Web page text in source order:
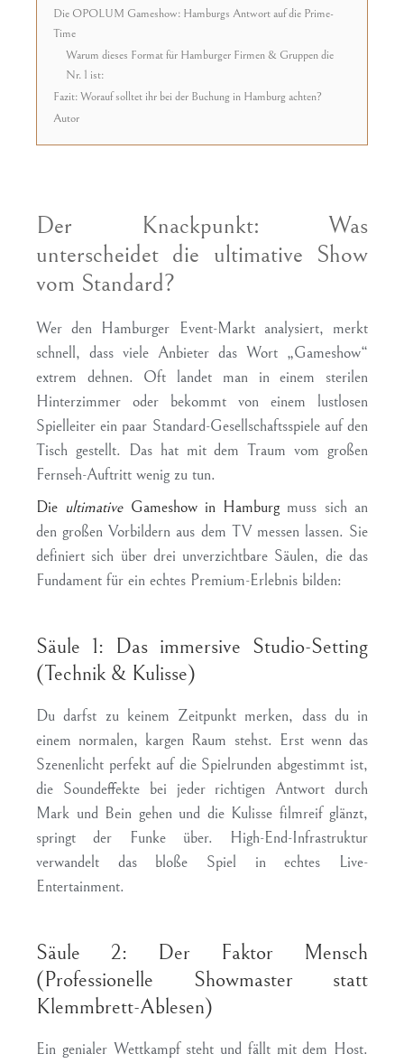
Die OPOLUM Gameshow: Hamburgs Antwort auf die Prime-
Time
Warum dieses Format für Hamburger Firmen & Gruppen die
Nr. 1 ist:
Fazit: Worauf solltet ihr bei der Buchung in Hamburg achten?
Autor
Der Knackpunkt: Was
unterscheidet die ultimative Show
vom Standard?
Wer den Hamburger Event-Markt analysiert, merkt
schnell, dass viele Anbieter das Wort „Gameshow“
extrem dehnen. Oft landet man in einem sterilen
Hinterzimmer oder bekommt von einem lustlosen
Spielleiter ein paar Standard-Gesellschaftsspiele auf den
Tisch gestellt. Das hat mit dem Traum vom großen
Fernseh-Auftritt wenig zu tun.
Die ultimativeGameshow in Hamburgmuss sich an
den großen Vorbildern aus dem TV messen lassen. Sie
definiert sich über drei unverzichtbare Säulen, die das
Fundament für ein echtes Premium-Erlebnis bilden:
Säule 1: Das immersive Studio-Setting
(Technik & Kulisse)
Du darfst zu keinem Zeitpunkt merken, dass du in
einem normalen, kargen Raum stehst. Erst wenn das
Szenenlicht perfekt auf die Spielrunden abgestimmt ist,
die Soundeffekte bei jeder richtigen Antwort durch
Mark und Bein gehen und die Kulisse filmreif glänzt,
springt der Funke über. High-End-Infrastruktur
verwandelt das bloße Spiel in echtes Live-
Entertainment.
Säule 2: Der Faktor Mensch
(Professionelle Showmaster statt
Klemmbrett-Ablesen)
Ein genialer Wettkampf steht und fällt mit dem Host.